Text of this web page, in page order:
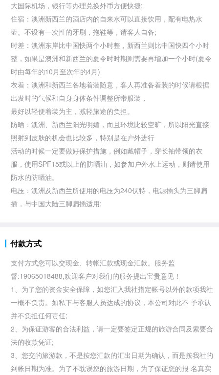
大国际机场，银行等办理兑换外币方便快捷;
住宿：澳洲新西兰的酒店内的自来水可以直接饮用，配有电热水
壶。不设有一次性的牙刷，拖鞋等，请客人自备;
时差：澳洲东岸比中国快两个小时整，新西兰则比中国快四个小时
整，如果是澳洲和新西兰的夏令时时期则需要再增加一个小时(夏令
时由每年的10月至次年的4月)
衣着：澳洲和新西兰各地着装随意，客人再准备着装的时候请根据
出发时的气候和自身身体条件调整所带服装，
最好以轻便着装为主，减轻旅途的负担。
防晒：澳洲、新西兰阳光明媚，而且环境比较空旷，所以阳光直接
照射到皮肤的机会也比较多，特别是在户外进行
活动的时候一定要做好保护措施，例如戴帽子，穿长袖带领的衣
服，使用SPF15或以上的防晒油，如参加户外水上运动，则请使用
防水的防晒油。
电压：澳洲及新西兰所使用的电压为240伏特，电源插头为三脚扁
插，与中国大陆三脚扁插适用;
付款方式
支付方式您可以交现金、转帐汇款或现金汇款。服务监
督:19065018488,欢迎客户对我们的服务提出宝贵意见！
1、为了您的资金安全保障，如您汇入我社指定帐号以外的款项我社
一概不负责。如私下与客服人员达成的协议，本公司对此不 予承认
并不负担任何责任;
2、为保证游客的合法利益，请一定要签定正规的旅游合同及索要合
法的收款凭证;
3、您交的旅游款，不是按您汇款的汇出日期为确认，而是按我社的
到帐日期为准。为了不耽误您的旅游日期，为了保证您的报 名真实